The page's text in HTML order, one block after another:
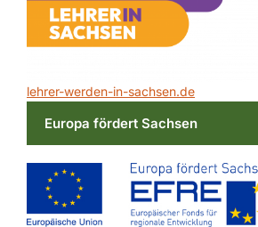
lehrer-werden-in-sachsen.de
Europa fördert Sachsen